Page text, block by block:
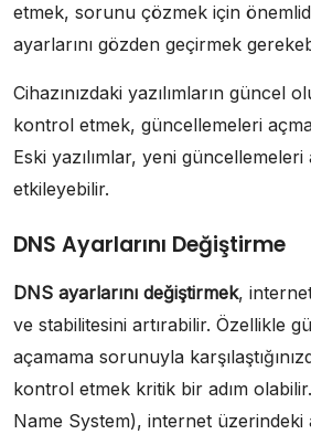
etmek, sorunu çözmek için
ayarlarını gözden geçirmek
Cihazınızdaki yazılımların güncel
kontrol etmek, güncellemeleri
Eski yazılımlar, yeni
etkileyebilir.
DNS Ayarlarını Değiştirme
DNS ayarlarını değiştirmek, internet
ve stabilitesini artırabilir. Özellikle
açamama sorunuyla
kontrol etmek kritik bir adım
Name System), internet üzerindeki